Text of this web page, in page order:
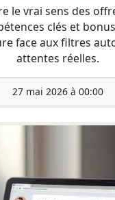
le vrai sens des
clés et
face aux filtres
attentes réelles.
27 mai 2026 à 00:00